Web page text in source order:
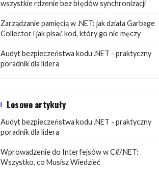
wszystkie rdzenie bez błędów synchronizacji
Zarządzanie pamięcią w .NET: jak działa Garbage
Collector i jak pisać kod, który go nie męczy
Audyt bezpieczeństwa kodu .NET - praktyczny
poradnik dla lidera
Losowe artykuły
Audyt bezpieczeństwa kodu .NET - praktyczny
poradnik dla lidera
Wprowadzenie do Interfejsów w C#/.NET:
Wszystko, co Musisz Wiedzieć